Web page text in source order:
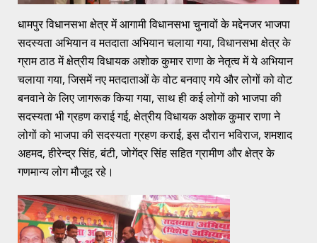
धामपुर विधानसभा क्षेत्र में आगामी विधानसभा चुनावों के मद्देनजर भाजपा
सदस्यता अभियान व मतदाता अभियान चलाया गया, विधानसभा क्षेत्र के
ग्राम ठाठ में क्षेत्रीय विधायक अशोक कुमार राणा के नेतृत्व में ये अभियान
चलाया गया, जिसमें नए मतदाताओं के वोट बनवाए गये और लोगों को वोट
बनवाने के लिए जागरूक किया गया, साथ ही कई लोगों को भाजपा की
सदस्यता भी ग्रहण कराई गई, क्षेत्रीय विधायक अशोक कुमार राणा ने
लोगों को भाजपा की सदस्यता ग्रहण कराई, इस दौरान भविराज, शमशाद
अहमद, हीरेन्द्र सिंह, बंटी, जोगेंद्र सिंह सहित ग्रामीण और क्षेत्र के
गणमान्य लोग मौजूद रहे।